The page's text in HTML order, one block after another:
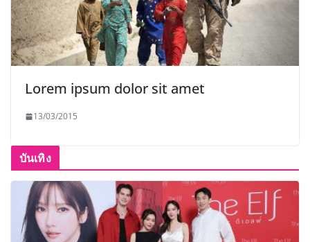
Lorem ipsum dolor sit amet
13/03/2015
บันเทิง